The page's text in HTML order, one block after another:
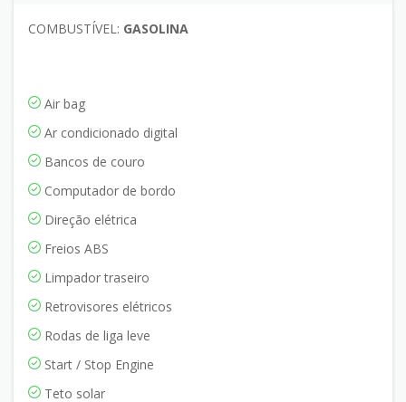
COMBUSTÍVEL: GASOLINA
Air bag
Ar condicionado digital
Bancos de couro
Computador de bordo
Direção elétrica
Freios ABS
Limpador traseiro
Retrovisores elétricos
Rodas de liga leve
Start / Stop Engine
Teto solar